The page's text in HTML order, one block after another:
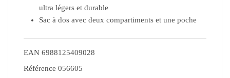
ultra légers et durable
Sac à dos avec deux compartiments et une poche
EAN 6988125409028
Référence 056605